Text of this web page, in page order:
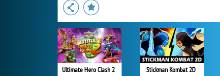
Ultimate Hero Clash 2 Stickman Kombat 2D